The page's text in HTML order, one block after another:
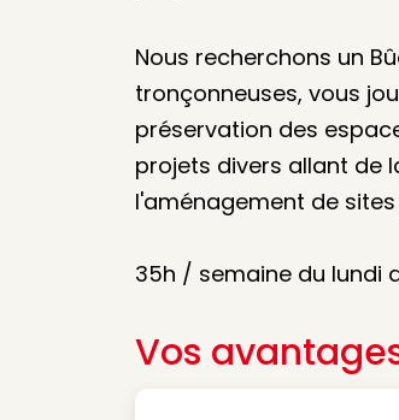
Nous recherchons un
tronçonneuses, vous
préservation des
projets divers allant de
l'aménagement de
35h / semaine du lundi
Vos